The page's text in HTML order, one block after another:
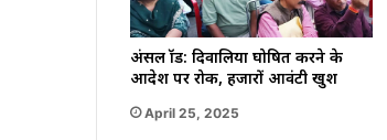
अंसल फ्रॉड: दिवालिया घोषित करने के
आदेश पर रोक, हजारों आवंटी खुश
April 25, 2025